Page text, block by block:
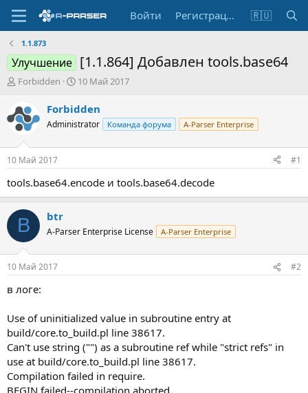
Войти Регистрация 🇷🇺
1.1.873
Улучшение [1.1.864] Добавлен tools.base64
А
т
о
р
т
е
м
ы
Forbidden
Д
т
н
а
л
10 Май 2017
Forbidden
Administrator Команда форума A-Parser Enterprise
10 Май 2017 #1
tools.base64.encode и tools.base64.decode
B btr
A-Parser Enterprise License A-Parser Enterprise
10 Май 2017 #2
в логе:
Use of uninitialized value in subroutine entry at
build/core.to_build.pl line 38617.
Can't use string ("") as a subroutine ref while "strict refs" in
use at build/core.to_build.pl line 38617.
Compilation failed in require.
BEGIN failed--compilation aborted.